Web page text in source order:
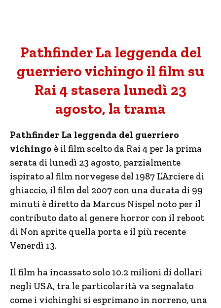
Pathfinder La leggenda del
guerriero vichingo il film su
Rai 4 stasera lunedì 23
agosto, la trama
Pathfinder La leggenda del guerriero
vichingo è il film scelto da Rai 4 per la prima
serata di lunedì 23 agosto, parzialmente
ispirato al film norvegese del 1987 L’Arciere di
ghiaccio, il film del 2007 con una durata di 99
minuti è diretto da Marcus Nispel noto per il
contributo dato al genere horror con il reboot
di Non aprite quella porta e il più recente
Venerdì 13.
Il film ha incassato solo 10.2 milioni di dollari
negli USA, tra le particolarità va segnalato
come i vichinghi si esprimano in norreno, una